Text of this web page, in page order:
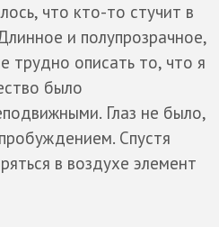
что кто-то стучит в
и полупрозрачное,
трудно описать то, что я
было
Глаз не было,
Спустя
в воздухе элемент